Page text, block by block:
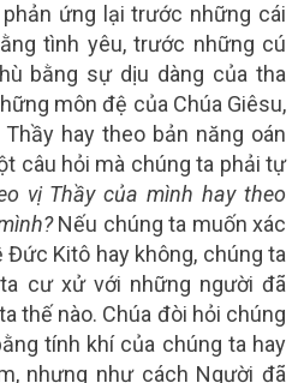
ứng lại trước những cái
tình yêu, trước những cú
bằng sự dịu dàng của tha
môn đệ của Chúa Giêsu,
hay theo bản năng oán
câu hỏi mà chúng ta phải tự
vị Thầy của mình hay theo
Nếu chúng ta muốn xác
Kitô hay không, chúng ta
cư xử với những người đã
thế nào. Chúa đòi hỏi chúng
tính khí của chúng ta hay
nhưng như cách Người đã